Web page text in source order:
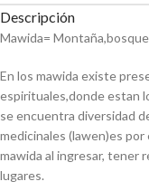
Descripción
Mawida=
En los mawida existe
espirituales,donde estan
se encuentra diversidad
medicinales (lawen)es
mawida al ingresar, tener
lugares.